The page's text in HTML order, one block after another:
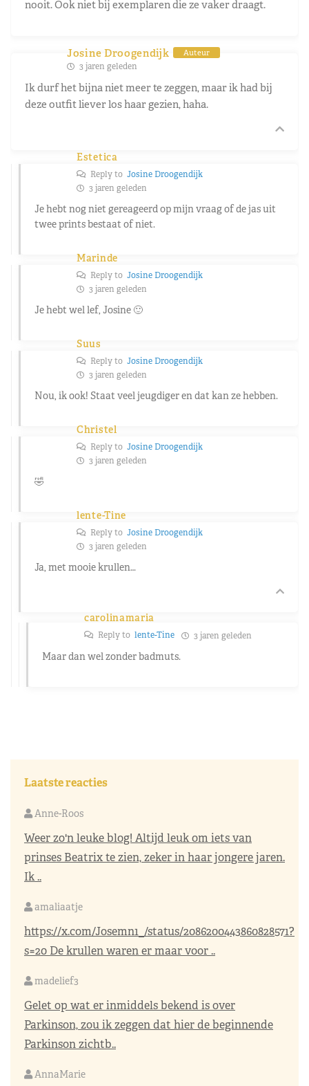
nooit. Ook niet bij exemplaren die ze vaker draagt.
Josine Droogendijk Auteur
3 jaren geleden
Ik durf het bijna niet meer te zeggen, maar ik had bij
deze outfit liever los haar gezien, haha.
Estetica
Reply to Josine Droogendijk
3 jaren geleden
Je hebt nog niet gereageerd op mijn vraag of de jas uit
twee prints bestaat of niet.
Marinde
Reply to Josine Droogendijk
3 jaren geleden
Je hebt wel lef, Josine 🙂
Suus
Reply to Josine Droogendijk
3 jaren geleden
Nou, ik ook! Staat veel jeugdiger en dat kan ze hebben.
Christel
Reply to Josine Droogendijk
3 jaren geleden
🤣
lente-Tine
Reply to Josine Droogendijk
3 jaren geleden
Ja, met mooie krullen…
carolinamaria
Reply to lente-Tine 3 jaren geleden
Maar dan wel zonder badmuts.
Laatste reacties
Anne-Roos
Weer zo'n leuke blog! Altijd leuk om iets van
prinses Beatrix te zien, zeker in haar jongere jaren.
Ik ..
amaliaatje
https://x.com/Josemn1_/status/2086200443860828571?
s=20 De krullen waren er maar voor ..
madelief3
Gelet op wat er inmiddels bekend is over
Parkinson, zou ik zeggen dat hier de beginnende
Parkinson zichtb..
AnnaMarie